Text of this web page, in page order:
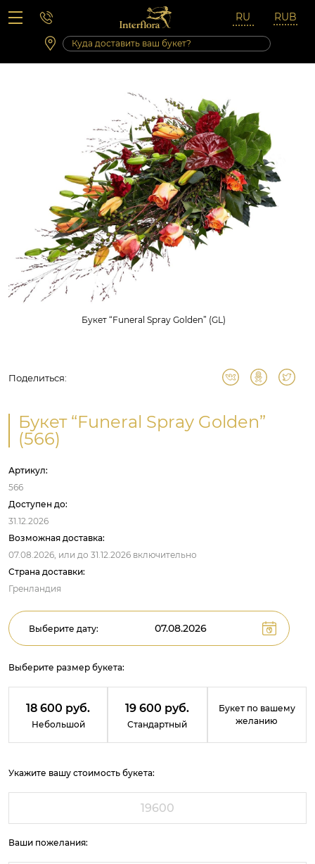
Вопросы-ответы
Сб 10:00 ‐ 14:00
Выходные и праздничные дни
Букет “Funeral Spray Golden” (GL)
Поделиться:
Букет “Funeral Spray Golden”
(566)
Артикул:
566
Доступен до:
31.12.2026
Возможная доставка:
07.08.2026, или до 31.12.2026 включительно
Страна доставки:
Гренландия
Выберите дату:
Выберите размер букета:
18 600 руб.
Небольшой
19 600 руб.
Стандартный
Букет по вашему
желанию
Укажите вашу стоимость букета:
Ваши пожелания: